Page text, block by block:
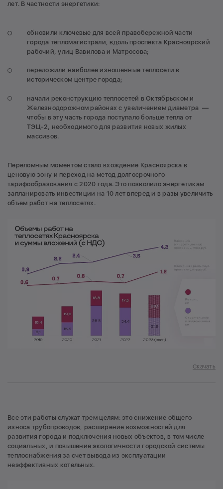
С заботой о чистом воздухе
строит новые теплосети и модернизирует
существующие — увеличивает диаметр
трубопроводов, запускает новые насосные
ТЭЦ новые дома, в районы, где они расположены,
нужно подать больше тепловой энергии.
5
Растущему городу — новую
инфраструктуру
6 Откуда и как приходит тепло в дома
Как устроена система теплоснабжения
Красноярска, что в ней статично, что изменчиво, и
лет. В частности энергетики:
обновили ключевые для всей правобережной части
города тепломагистрали, вдоль проспекта Красноярский
рабочий, улиц Вавилова и Матросова;
переложили наиболее изношенные теплосети в
историческом центре города;
начали реконструкцию теплосетей в Октябрьском и
Железнодорожном районах с увеличением диаметра —
чтобы в эту часть города поступало больше тепла от
ТЭЦ-2, необходимого для развития новых жилых
массивов.
Переломным моментом стало вхождение Красноярска в
ценовую зону и переход на метод долгосрочного
тарифообразования с 2020 года. Это позволило энергетикам
запланировать инвестиции на 10 лет вперед и в разы увеличить
объем работ на теплосетях.
Скачать
Все эти работы служат трем целям: это снижение общего
износа трубопроводов, расширение возможностей для
развития города и подключения новых объектов, в том числе
социальных, и повышение экологичности городской системы
теплоснабжения за счет вывода из эксплуатации
неэффективных котельных.